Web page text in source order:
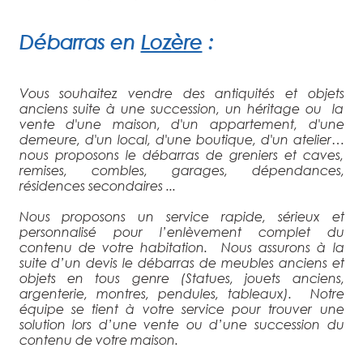
Débarras en Lozère :
Vous souhaitez vendre des antiquités et objets
anciens suite à une succession, un héritage ou la
vente d'une maison, d'un appartement, d'une
demeure, d'un local, d'une boutique, d'un atelier…
nous proposons le débarras de greniers et caves,
remises, combles, garages, dépendances,
résidences secondaires ...
Nous proposons un service rapide, sérieux et
personnalisé pour l’enlèvement complet du
contenu de votre habitation. Nous assurons à la
suite d’un devis le débarras de meubles anciens et
objets en tous genre (Statues, jouets anciens,
argenterie, montres, pendules, tableaux). Notre
équipe se tient à votre service pour trouver une
solution lors d’une vente ou d’une succession du
contenu de votre maison.